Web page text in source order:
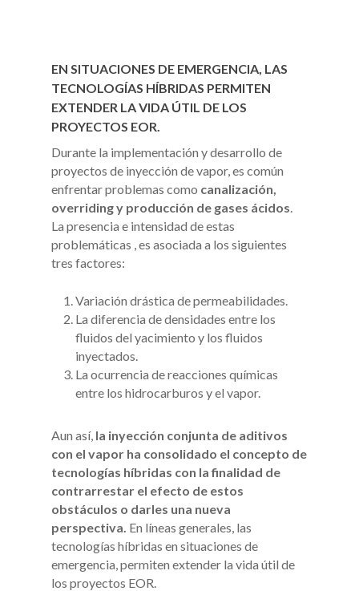
EN SITUACIONES DE EMERGENCIA, LAS
TECNOLOGÍAS HÍBRIDAS PERMITEN
EXTENDER LA VIDA ÚTIL DE LOS
PROYECTOS EOR.
Durante la implementación y desarrollo de
proyectos de inyección de vapor, es común
enfrentar problemas como canalización,
overriding y producción de gases ácidos
La presencia e intensidad de estas
problemáticas , es asociada a los siguientes
tres factores:
Variación drástica de permeabilidades.
La diferencia de densidades entre los
fluidos del yacimiento y los fluidos
inyectados.
La ocurrencia de reacciones químicas
entre los hidrocarburos y el vapor.
Aun así, la inyección conjunta de aditivos
con el vapor ha consolidado el concepto de
tecnologías híbridas con la finalidad de
contrarrestar el efecto de estos
obstáculos o darles una nueva
perspectiva. En líneas generales, las
tecnologías híbridas en situaciones de
emergencia, permiten extender la vida útil de
los proyectos EOR.